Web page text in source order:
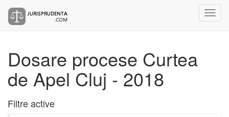
Dosare procese Curtea
de Apel Cluj - 2018
Filtre active